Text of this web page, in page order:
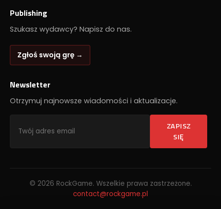
Publishing
Szukasz wydawcy? Napisz do nas.
Zgłoś swoją grę →
Newsletter
Otrzymuj najnowsze wiadomości i aktualizacje.
ZAPISZ
SIĘ
© 2026 RockGame. Wszelkie prawa zastrzeżone.
contact@rockgame.pl